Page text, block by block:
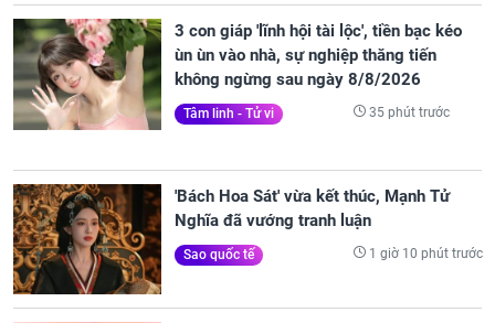
3 con giáp 'lĩnh hội tài lộc', tiền bạc kéo
ùn ùn vào nhà, sự nghiệp thăng tiến
không ngừng sau ngày 8/8/2026
Tâm linh - Tử vi 35 phút trước
'Bách Hoa Sát' vừa kết thúc, Mạnh Tử
Nghĩa đã vướng tranh luận
Sao quốc tế 1 giờ 10 phút trước